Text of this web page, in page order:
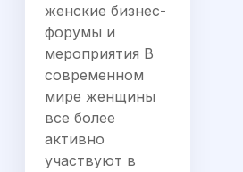
женские бизнес-
форумы и
мероприятия В
современном
мире женщины
все более
активно
участвуют в